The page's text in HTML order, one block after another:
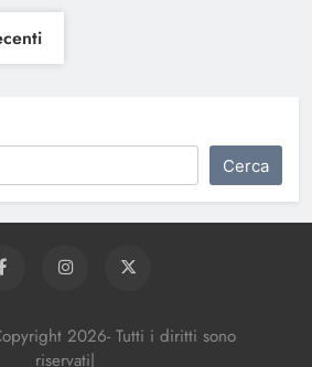
Cerca
right 2026- Tutti i diritti sono
riservati|